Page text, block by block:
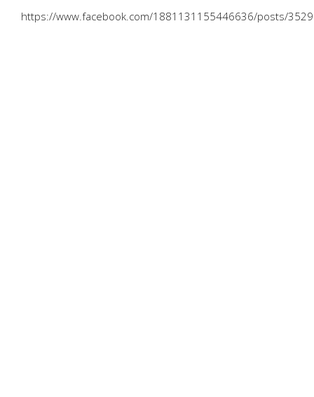
https://www.facebook.com/1881131155446636/posts/